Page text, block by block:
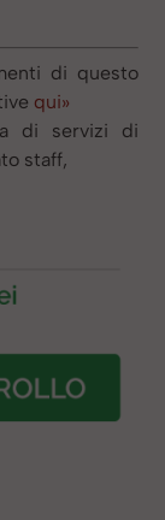
di questo
qui»
di servizi di
staff,